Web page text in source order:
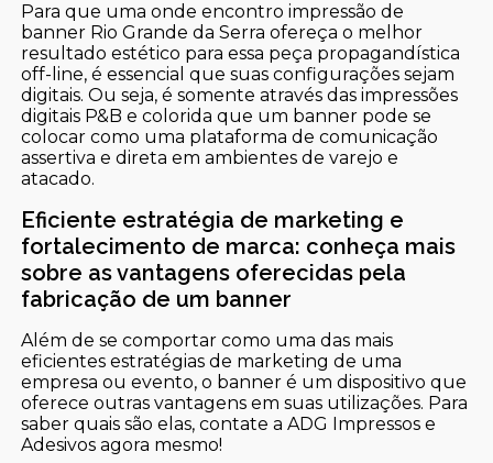
Para que uma onde encontro impressão de
banner Rio Grande da Serra ofereça o melhor
resultado estético para essa peça propagandística
off-line, é essencial que suas configurações sejam
digitais. Ou seja, é somente através das impressões
digitais P&B e colorida que um banner pode se
colocar como uma plataforma de comunicação
assertiva e direta em ambientes de varejo e
atacado.
Eficiente estratégia de marketing e
fortalecimento de marca: conheça mais
sobre as vantagens oferecidas pela
fabricação de um banner
Além de se comportar como uma das mais
eficientes estratégias de marketing de uma
empresa ou evento, o banner é um dispositivo que
oferece outras vantagens em suas utilizações. Para
saber quais são elas, contate a ADG Impressos e
Adesivos agora mesmo!